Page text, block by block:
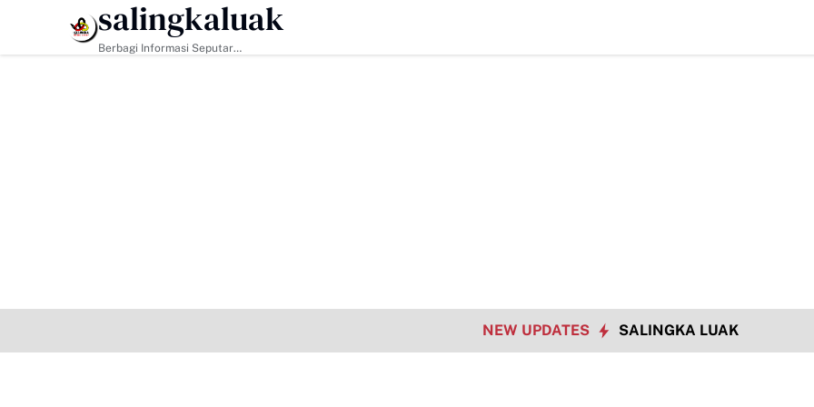
HEADLINE Data
salingkaluak
Berbagi Informasi Seputar
NEW UPDATES SALINGKA LUAK